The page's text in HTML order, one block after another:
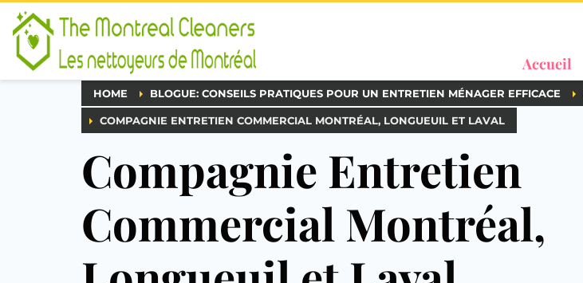
Accueil
HOME BLOGUE: CONSEILS PRATIQUES POUR UN ENTRETIEN MÉNAGER EFFICACE
COMPAGNIE ENTRETIEN COMMERCIAL MONTRÉAL, LONGUEUIL ET LAVAL
Compagnie Entretien
Commercial Montréal,